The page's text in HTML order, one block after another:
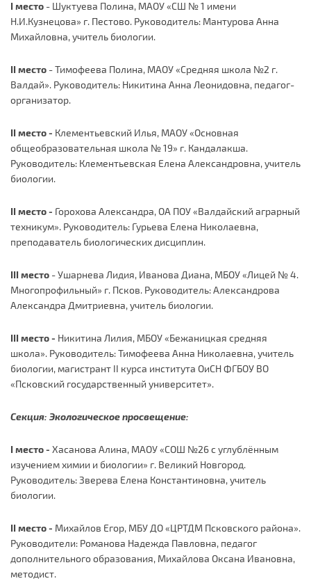
I место - Шуктуева Полина, МАОУ «СШ № 1 имени
Н.И.Кузнецова» г. Пестово. Руководитель: Мантурова Анна
Михайловна, учитель биологии.
II место - Тимофеева Полина, МАОУ «Средняя школа №2 г.
Валдай». Руководитель: Никитина Анна Леонидовна, педагог-
организатор.
II место - Клементьевский Илья, МАОУ «Основная
общеобразовательная школа № 19» г. Кандалакша.
Руководитель: Клементьевская Елена Александровна, учитель
биологии.
II место - Горохова Александра, ОА ПОУ «Валдайский аграрный
техникум». Руководитель: Гурьева Елена Николаевна,
преподаватель биологических дисциплин.
III место - Ушарнева Лидия, Иванова Диана, МБОУ «Лицей № 4.
Многопрофильный» г. Псков. Руководитель: Александрова
Александра Дмитриевна, учитель биологии.
III место - Никитина Лилия, МБОУ «Бежаницкая средняя
школа». Руководитель: Тимофеева Анна Николаевна, учитель
биологии, магистрант II курса института ОиСН ФГБОУ ВО
«Псковский государственный университет».
Секция: Экологическое просвещение:
I место - Хасанова Алина, МАОУ «СОШ №26 с углублённым
изучением химии и биологии» г. Великий Новгород.
Руководитель: Зверева Елена Константиновна, учитель
биологии.
II место - Михайлов Егор, МБУ ДО «ЦРТДМ Псковского района».
Руководители: Романова Надежда Павловна, педагог
дополнительного образования, Михайлова Оксана Ивановна,
методист.